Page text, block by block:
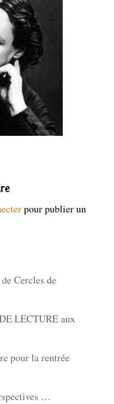
pour publier un
Cercles de
LECTURE aux
pour la rentrée
…